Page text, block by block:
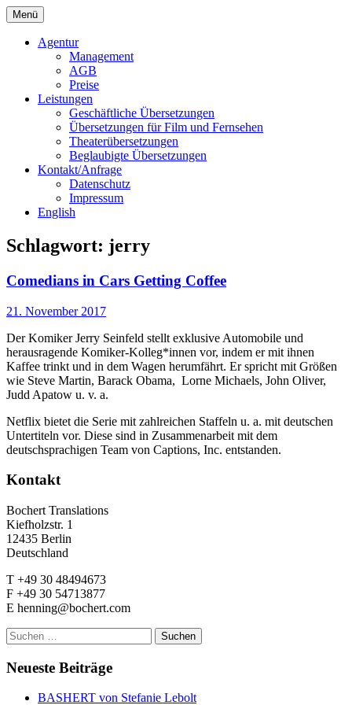
Springe
zum
InhaltBochert Translations
Menü
Agentur
Management
AGB
Preise
Leistungen
Geschäftliche Übersetzungen
Übersetzungen für Film und Fernsehen
Theaterübersetzungen
Beglaubigte Übersetzungen
Kontakt/Anfrage
Datenschutz
Impressum
English
Schlagwort: jerry
Comedians in Cars Getting Coffee
21. November 2017
Der Komiker Jerry Seinfeld stellt exklusive Automobile und
herausragende Komiker-Kolleg*innen vor, indem er mit ihnen
Kaffee trinkt und in dem Wagen herumfährt. Er spricht mit Größen
wie Steve Martin, Barack Obama, Lorne Michaels, John Oliver,
Judd Apatow u. v. a.
Netflix bietet die Serie mit zahlreichen Staffeln u. a. mit deutschen
Untertiteln vor. Diese sind in Zusammenarbeit mit dem
deutschsprachigen Team von Captions, Inc. entstanden.
Kontakt
Bochert Translations
Kiefholzstr. 1
12435 Berlin
Deutschland
T +49 30 48494673
F +49 30 54713877
E henning@bochert.com
Suchen
nach:
Neueste Beiträge
BASHERT von Stefanie Lebolt